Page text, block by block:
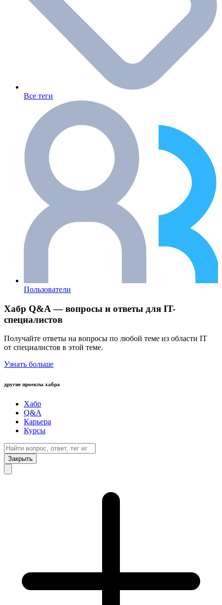
Все теги
Пользователи
Хабр Q&A — вопросы и ответы для IT-
специалистов
Получайте ответы на вопросы по любой теме из области IT
от специалистов в этой теме.
Узнать больше
другие проекты хабра
Хабр
Q&A
Карьера
Курсы
Закрыть